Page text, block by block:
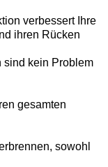
verbessert Ihre
ihren Rücken
sind kein Problem
gesamten
sowohl